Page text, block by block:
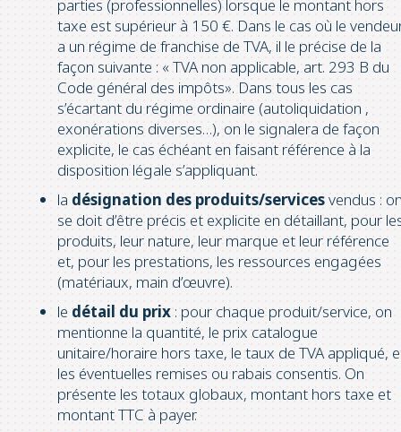
parties (professionnelles) lorsque le montant hors
taxe est supérieur à 150 €. Dans le cas où le
a un régime de franchise de TVA, il le précise de la
façon suivante : « TVA non applicable, art. 293 B du
Code général des impôts». Dans tous les cas
s’écartant du régime ordinaire (autoliquidation ,
exonérations diverses…), on le signalera de façon
explicite, le cas échéant en faisant référence à la
disposition légale s’appliquant.
la désignation des produits/servicesvendus :
se doit d’être précis et explicite en détaillant, pour
produits, leur nature, leur marque et leur référence
et, pour les prestations, les ressources engagées
(matériaux, main d’œuvre).
le détail du prix : pour chaque produit/service, on
mentionne la quantité, le prix catalogue
unitaire/horaire hors taxe, le taux de TVA appliqué,
les éventuelles remises ou rabais consentis. On
présente les totaux globaux, montant hors taxe et
montant TTC à payer.